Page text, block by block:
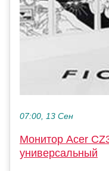
07:00, 13 Сен
Монитор Acer
универсальный